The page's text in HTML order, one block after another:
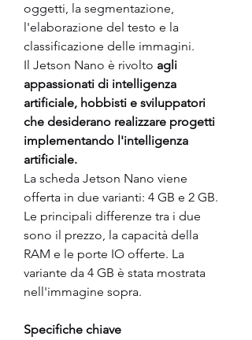
oggetti, la segmentazione,
l'elaborazione del testo e la
classificazione delle immagini.
Il Jetson Nano è rivolto agli
appassionati di intelligenza
artificiale, hobbisti e sviluppatori
che desiderano realizzare progetti
implementando l'intelligenza
artificiale.
La scheda Jetson Nano viene
offerta in due varianti: 4 GB e 2 GB.
Le principali differenze tra i due
sono il prezzo, la capacità della
RAM e le porte IO offerte. La
variante da 4 GB è stata mostrata
nell'immagine sopra.
Specifiche chiave